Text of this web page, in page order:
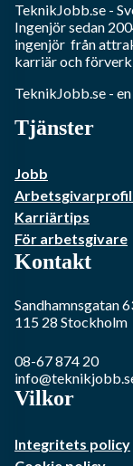
TeknikJobb.se -
Ingenjörsedan
ingenjör från
karriär och
TeknikJobb.se -
Tjänster
Jobb
Karriärtips
För arbetsgivare
Kontakt
Sandhamnsgatan
115 28 Stockholm
08-67 874 20
Vilkor
Integritets policy